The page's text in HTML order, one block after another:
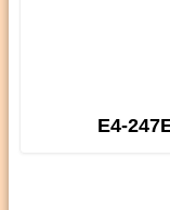
E4-